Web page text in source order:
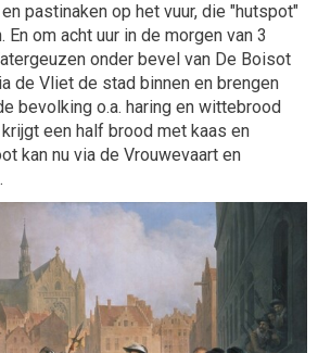
pastinaken op het vuur, die "hutspot"
om acht uur in de morgen van 3
onder bevel van De Boisot
de Vliet de stad binnen en brengen
bevolking o.a. haring en wittebrood
een half brood met kaas en
kan nu via de Vrouwevaart en